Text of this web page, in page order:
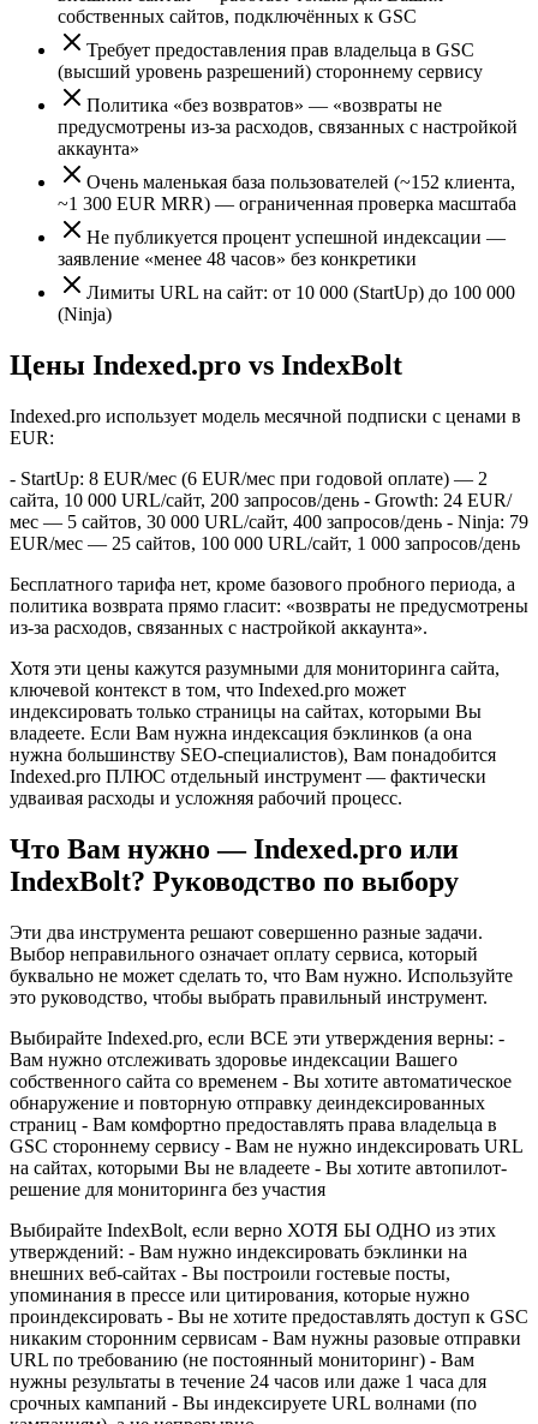
собственных сайтов, подключённых к GSC
Требует предоставления прав владельца в GSC
(высший уровень разрешений) стороннему сервису
Политика «без возвратов» — «возвраты не
предусмотрены из-за расходов, связанных с настройкой
аккаунта»
Очень маленькая база пользователей (~152 клиента,
~1 300 EUR MRR) — ограниченная проверка масштаба
Не публикуется процент успешной индексации —
заявление «менее 48 часов» без конкретики
Лимиты URL на сайт: от 10 000 (StartUp) до 100 000
(Ninja)
Цены Indexed.pro vs IndexBolt
Indexed.pro использует модель месячной подписки с ценами в
EUR:
- StartUp: 8 EUR/мес (6 EUR/мес при годовой оплате) — 2
сайта, 10 000 URL/сайт, 200 запросов/день - Growth: 24 EUR/
мес — 5 сайтов, 30 000 URL/сайт, 400 запросов/день - Ninja: 79
EUR/мес — 25 сайтов, 100 000 URL/сайт, 1 000 запросов/день
Бесплатного тарифа нет, кроме базового пробного периода, а
политика возврата прямо гласит: «возвраты не предусмотрены
из-за расходов, связанных с настройкой аккаунта».
Хотя эти цены кажутся разумными для мониторинга сайта,
ключевой контекст в том, что Indexed.pro может
индексировать только страницы на сайтах, которыми Вы
владеете. Если Вам нужна индексация бэклинков (а она
нужна большинству SEO-специалистов), Вам понадобится
Indexed.pro ПЛЮС отдельный инструмент — фактически
удваивая расходы и усложняя рабочий процесс.
Что Вам нужно — Indexed.pro или
IndexBolt? Руководство по выбору
Эти два инструмента решают совершенно разные задачи.
Выбор неправильного означает оплату сервиса, который
буквально не может сделать то, что Вам нужно. Используйте
это руководство, чтобы выбрать правильный инструмент.
Выбирайте Indexed.pro, если ВСЕ эти утверждения верны: -
Вам нужно отслеживать здоровье индексации Вашего
собственного сайта со временем - Вы хотите автоматическое
обнаружение и повторную отправку деиндексированных
страниц - Вам комфортно предоставлять права владельца в
GSC стороннему сервису - Вам не нужно индексировать URL
на сайтах, которыми Вы не владеете - Вы хотите автопилот-
решение для мониторинга без участия
Выбирайте IndexBolt, если верно ХОТЯ БЫ ОДНО из этих
утверждений: - Вам нужно индексировать бэклинки на
внешних веб-сайтах - Вы построили гостевые посты,
упоминания в прессе или цитирования, которые нужно
проиндексировать - Вы не хотите предоставлять доступ к GSC
никаким сторонним сервисам - Вам нужны разовые отправки
URL по требованию (не постоянный мониторинг) - Вам
нужны результаты в течение 24 часов или даже 1 часа для
срочных кампаний - Вы индексируете URL волнами (по